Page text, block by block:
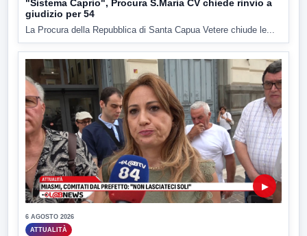
"Sistema Caprio", Procura S.Maria CV chiede rinvio a
giudizio per 54
La Procura della Repubblica di Santa Capua Vetere chiude le...
▶
6 AGOSTO 2026
ATTUALITÀ